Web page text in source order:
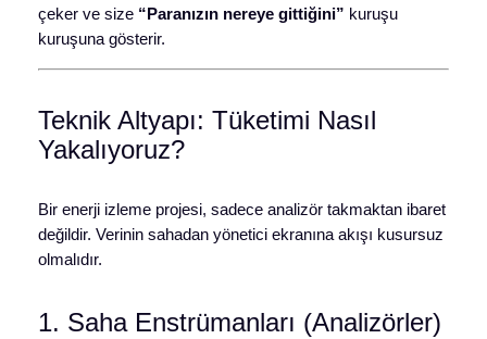
çeker ve size “Paranızın nereye gittiğini” kuruşu
kuruşuna gösterir.
Teknik Altyapı: Tüketimi Nasıl
Yakalıyoruz?
Bir enerji izleme projesi, sadece analizör takmaktan ibaret
değildir. Verinin sahadan yönetici ekranına akışı kusursuz
olmalıdır.
1. Saha Enstrümanları (Analizörler)